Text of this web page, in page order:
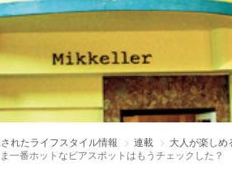
れたライフスタイル情報 連載
大人が楽しめ
一番ホットなビアスポットはもうチェックした？